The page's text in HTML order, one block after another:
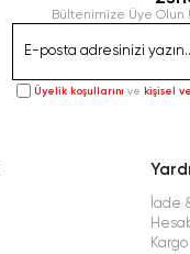
Bültenimize Üye Olun
Üyelik koşullarını ve kişisel
İade